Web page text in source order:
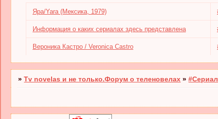
Яра/Yara (Мексика, 1979)
Информация о каких сериалах здесь представлена
Вероника Кастро / Veronica Castro
»Tv novelas и не только.Форум о теленовелах »